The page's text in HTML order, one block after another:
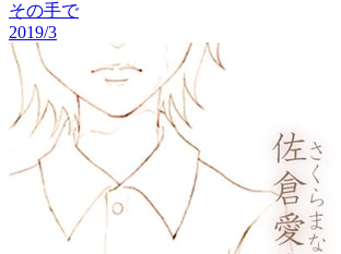
その手で
2019/3